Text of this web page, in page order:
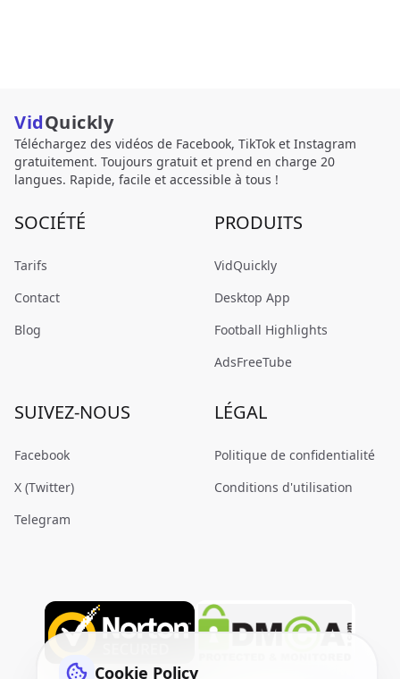
VidQuickly
Téléchargez des vidéos de Facebook, TikTok et Instagram
gratuitement. Toujours gratuit et prend en charge 20
langues. Rapide, facile et accessible à tous !
SOCIÉTÉ
Tarifs
Contact
Blog
PRODUITS
VidQuickly
Desktop App
Football Highlights
AdsFreeTube
SUIVEZ-NOUS
Facebook
X (Twitter)
Telegram
LÉGAL
Politique de confidentialité
Conditions d'utilisation
Cookie Policy